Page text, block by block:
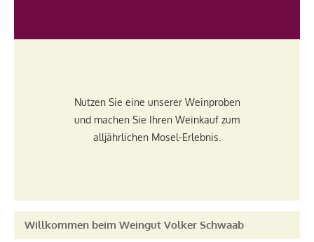
Nutzen Sie eine unserer Weinproben
und machen Sie Ihren Weinkauf zum
alljährlichen Mosel-Erlebnis.
Willkommen beim Weingut Volker Schwaab